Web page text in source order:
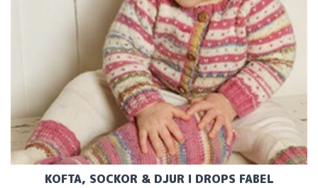
KOFTA, SOCKOR & DJUR I DROPS FABEL